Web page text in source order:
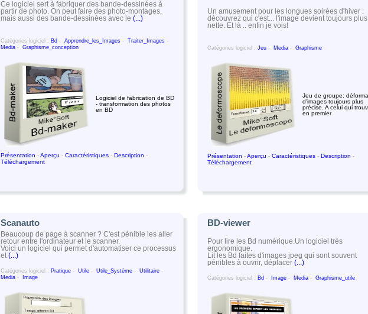
Ce logiciel sert à fabriquer des bande-dessinées à
partir de photo. On peut faire des photo-montages,
mais aussi des bande-dessinées avec le (...)
Catégories logiciel : Bd - Apprendre_les_Images - Traiter_Images -
Media - Graphisme_conception
Logiciel de fabrication de BD
- transformation des photos
en BD
Présentation -Aperçu - Caractéristiques - Description -
Téléchargement
Un amusement pour les longues soirées d'hiver :
découvrez qui c'est... l'image devient toujours plus
nette. Et là .. enfin je vois!
Catégories logiciel : Jeu - Media - Graphisme
Jeu de groupe:
d'images toujours plus
précise. A celui qui
en premier
Présentation -Aperçu - Caractéristiques - Description -
Téléchargement
Scanauto
Beaucoup de page à scanner ? C'est pénible les aller
retour entre l'ordinateur et le scanner.
Voici un logiciel qui permet d'automatiser ce processus
et (...)
Catégories logiciel : Pratique - Utile - Utile_Système - Utilitaire -
Media - Image
BD-viewer
Pour lire les Bd numérique.Un logiciel très
ergonomique.
Lit les Bd faites d'images jpeg qui sont souvent
pénibles à ouvrir, déplacer (...)
Catégories logiciel : Bd - Image - Media - Graphisme_utile